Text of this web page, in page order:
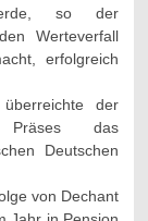
so der
Werteverfall
erfolgreich
der
Präses das
Deutschen
von Dechant